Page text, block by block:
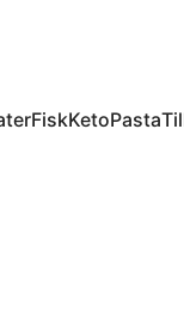
FiskKetoPasta